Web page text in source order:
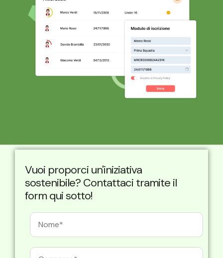
Vuoi proporci un'iniziativa
sostenibile? Contattaci tramite il
form qui sotto!